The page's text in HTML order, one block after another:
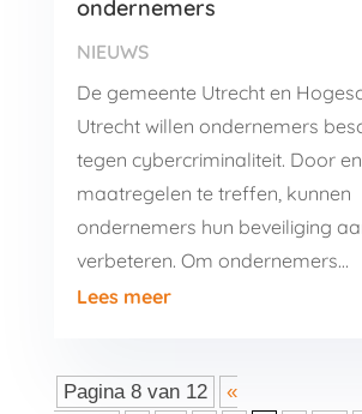
ondernemers
NIEUWS
De gemeente Utrecht en
Utrecht willen ondernemers
tegen cybercriminaliteit. Door
maatregelen te treffen, kunnen
ondernemers hun beveiliging
verbeteren. Om ondernemers…
Lees meer
Pagina 8 van 12
«